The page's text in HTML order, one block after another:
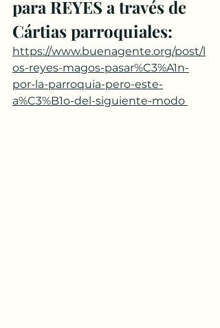
para REYES a través de
Cártias parroquiales:
https://www.buenagente.org/post/l
os-reyes-magos-pasar%C3%A1n-
por-la-parroquia-pero-este-
a%C3%B1o-del-siguiente-modo